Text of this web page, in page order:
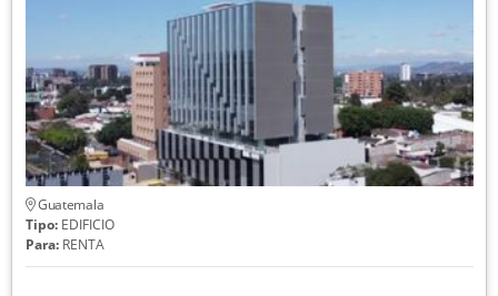
Guatemala
Tipo:EDIFICIO
Para:RENTA